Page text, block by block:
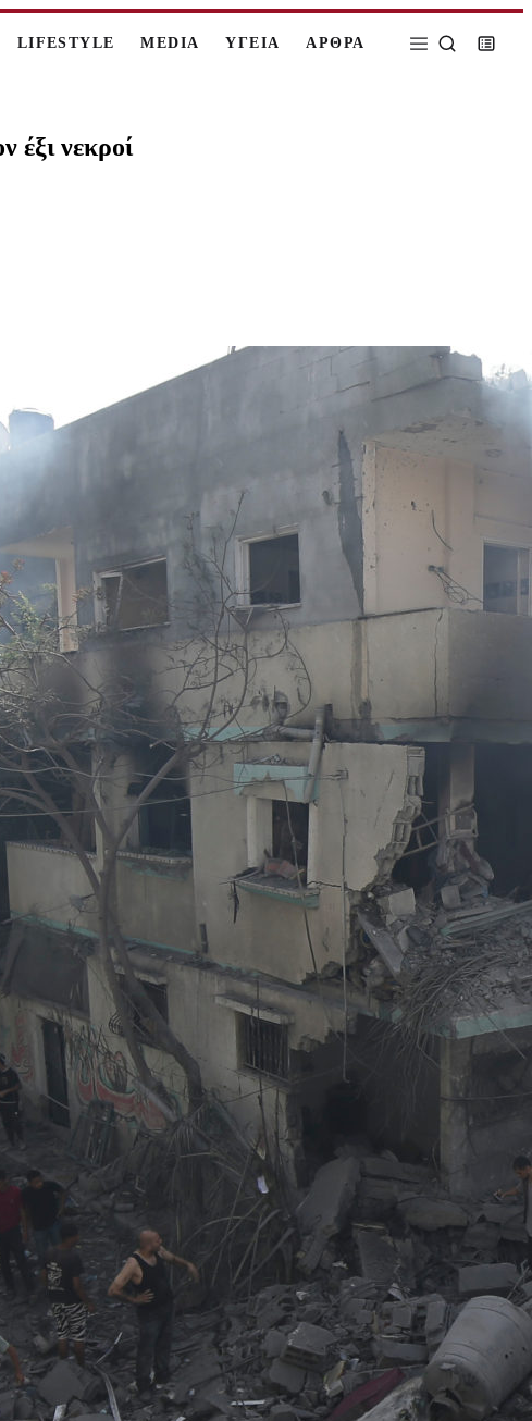
LIFESTYLE MEDIA ΥΓΕΙΑ ΑΡΘΡΑ
έξι νεκροί